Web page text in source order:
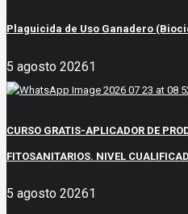
Plaguicida de Uso Ganadero
5 agosto 20261
CURSO GRATIS-APLICADOR DE
FITOSANITARIOS. NIVEL
5 agosto 20261